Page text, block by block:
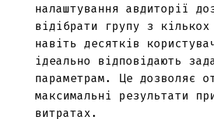
налаштування авдиторії
відібрати групу з
навіть десятків
ідеально відповідають
параметрам. Це дозволяє
максимальні результати
витратах.